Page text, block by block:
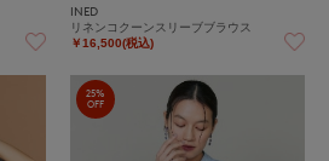
INED
リネンコクーンスリーブブラウス
￥16,500(税込)
25%
OFF